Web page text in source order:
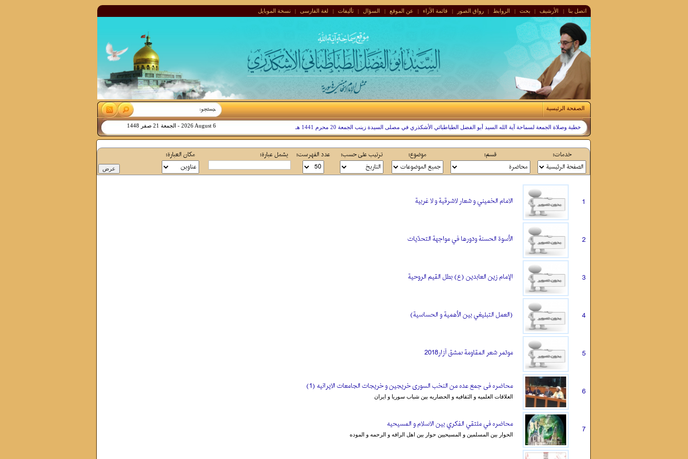
اتصل بنا | الأرشيف | بحث | الروابط | رواق الصور | قائمة الآراء | عن الموقع | السؤال | تألیفات | لغة الفارسی | نسخة الموبایل
الصفحة الرئیسیة
خطبة وصلاة الجمعة لسماحة آية الله السيد أبو الفضل الطباطبائي الأشكذري في مصلى السيدة زينب الجمعة 20 محرم 1441 هـ 2026 August 6
- ‫الجمعة 21 صفر 1448
خدمات: قسم: موضوع: ترتیب علی حسب: عدد الفهرست: یشمل عبارة: مکان العبارة:
1 الامام الخميني و شعار لاشرقية و لا غربية
2 الأسوة الحسنة ودورها في مواجهة التحدّيات
3 الإمام زين العابدين (ع) بطل القيم الروحية
4 (العمل التبليغي بين الأهمية و الحساسية)
5 موتمر شعر المقاومة ىمشق آزار2018
6 محاضره فی جمع عده من النخب السوری خریجین و خریجات الجامعات الایرانیه (1)
العلاقات العلمیه و الثقافیه و الحضاریه بین شباب سوریا و ایران
7 محاضره في ملتقي الفكري بين الاسلام و المسيحيه
الحوار بين المسلمين و المسيحيين حوار بين اهل الرافه و الرحمه و الموده